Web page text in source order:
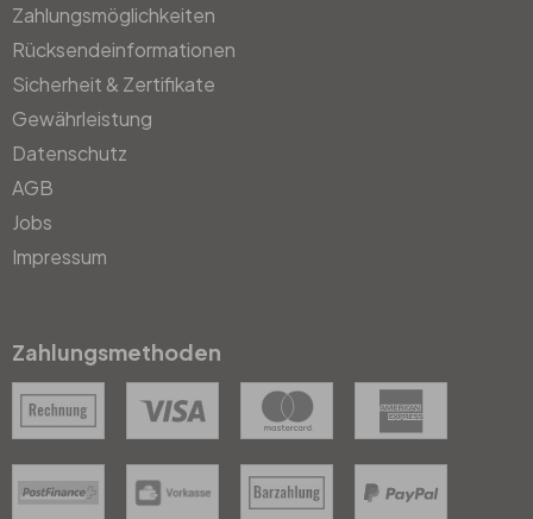
Zahlungsmöglichkeiten
Rücksendeinformationen
Sicherheit & Zertifikate
Gewährleistung
Datenschutz
AGB
Jobs
Impressum
Zahlungsmethoden